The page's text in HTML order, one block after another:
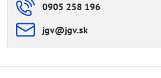
0905 258 196
jgv​@jgv​.sk